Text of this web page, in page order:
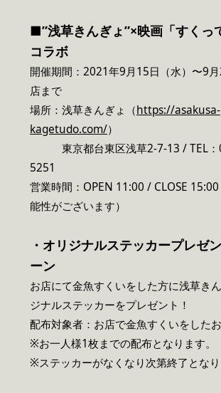
■”浅草きんぎょ”×映画「すくっ
コラボ
開催期間：2021年9月15日（水）〜9
店まで
場所：浅草きんぎょ（https://asakusa-
kagetudo.com/）
東京都台東区浅草2-7-13 / TEL：
5251
営業時間：OPEN 11:00 / CLOSE
能性がございます）
・オリジナルステッカープレゼ
ーン
お店にて金魚すくいをした方に浅草き
ジナルステッカーをプレゼント！
配布対象者：お店で金魚すくいをした
※お一人様1枚までの配布となります。
※ステッカーがなくなり次第終了となり